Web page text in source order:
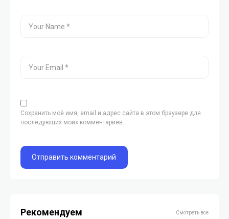
Сохранить моё имя, email и адрес сайта в этом браузере для
последующих моих комментариев.
Рекомендуем Смотреть все